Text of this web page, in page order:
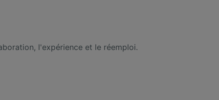
l'expérience et le réemploi.